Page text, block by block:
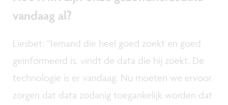
vandaag al?
Liesbet: “Iemand die heel goed zoekt en goed
geïnformeerd is, vindt de data die hij zoekt. De
technologie is er vandaag. Nu moeten we ervoor
zorgen dat data zodanig toegankelijk worden dat